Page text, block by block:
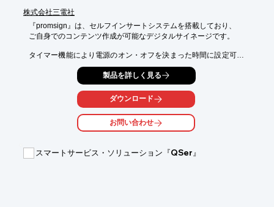
株式会社三電社
『promsign』は、セルフインサートシステムを搭載しており、
ご自身でのコンテンツ作成が可能なデジタルサイネージです。
タイマー機能により電源のオン・オフを決まった時間に設定可能
「電子看板」として、外部へのアピールをするだけではなく、
病院・店舗・ホテル等で患者様、お客様へのご案内、お知らせ用
ご利用いただけます。
■制作～設置、アフターサービスまでワンストップ
製品を詳しく見る
ダウンロード
お問い合わせ
スマートサービス・ソリューション『QSer』